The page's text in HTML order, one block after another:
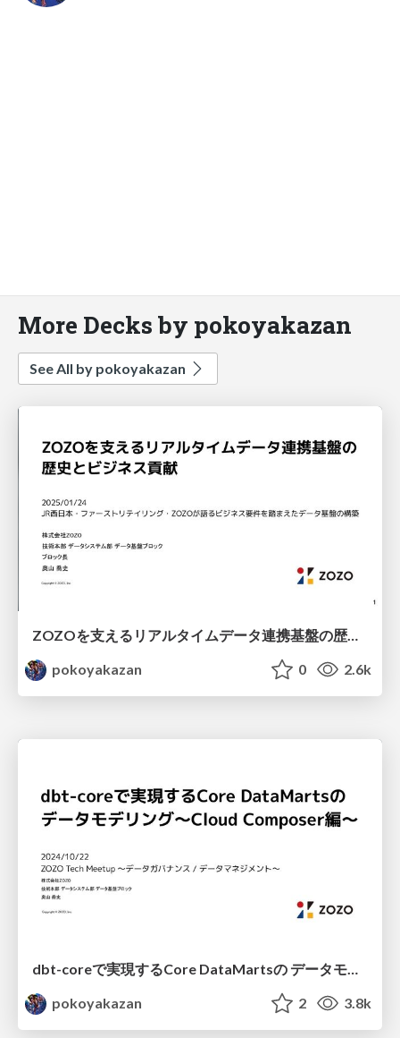
More Decks by pokoyakazan
See All by pokoyakazan
ZOZOを支えるリアルタイムデータ連携基盤の歴史とビジネス貢献 / History and Business Contribution of the Real-Time Data
pokoyakazan
0 2.6k
pokoyakazan
2 3.8k